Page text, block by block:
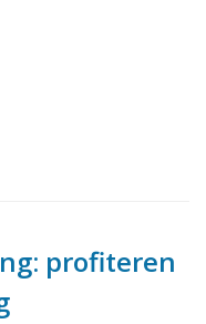
profiteren